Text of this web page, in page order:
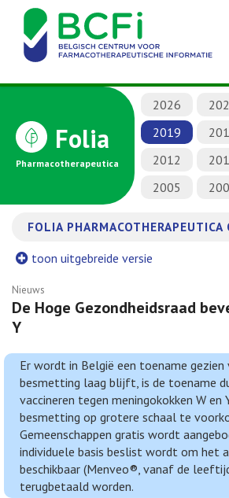
Folia
Pharmacotherapeutica
2026
2019
2012
2005
FOLIA
toon uitgebreide versie
Nieuws
De Hoge Gezondheidsraad
Y
Er wordt in België een toename
besmetting laag blijft, is de toename
vaccineren tegen meningokokken W
besmetting op grotere schaal te
Gemeenschappen gratis wordt
individuele basis beslist wordt om het
beschikbaar (Menveo®, vanaf de
terugbetaald worden.